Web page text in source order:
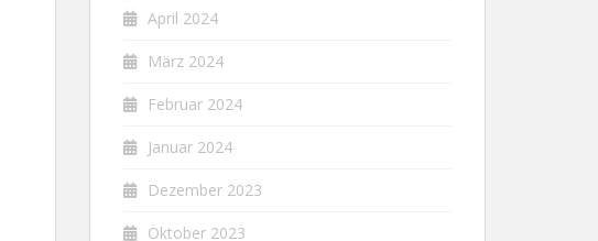
April 2024
März 2024
Februar 2024
Januar 2024
Dezember 2023
Oktober 2023